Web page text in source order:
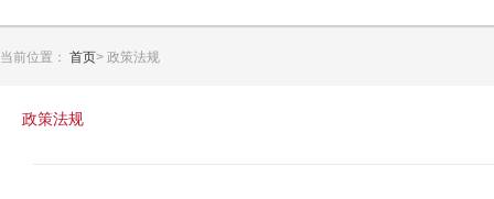
当前位置： 首页> 政策法规
政策法规